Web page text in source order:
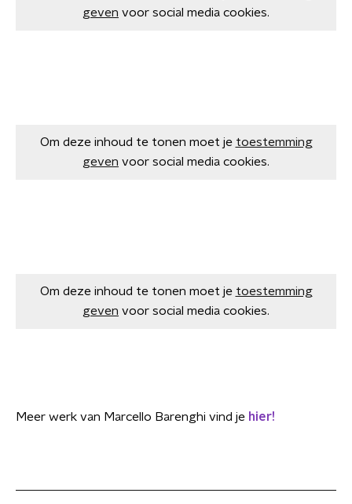
geven voor social media cookies.
Om deze inhoud te tonen moet je toestemming
geven voor social media cookies.
Om deze inhoud te tonen moet je toestemming
geven voor social media cookies.
Meer werk van Marcello Barenghi vind je hier!